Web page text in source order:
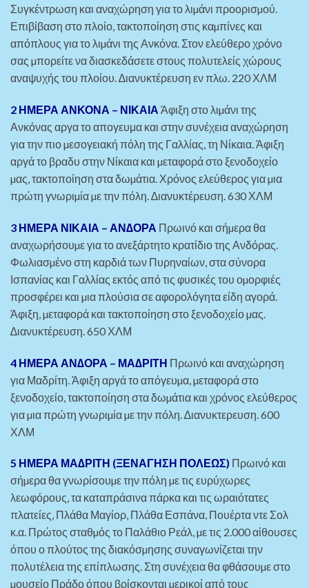
Συγκέντρωση και αναχώρηση για το λιµάνι προορισµού.
Επιβίβαση στο πλοίο, τακτοποίηση στις καµπίνες και
απόπλους για το λιµάνι της Ανκόνα. Στον ελεύθερο χρόνο
σας µπορείτε να διασκεδάσετε στους πολυτελείς χώρους
αναψυχής του πλοίου. ∆ιανυκτέρευση εν πλω. 220 ΧΛΜ
2 ΗΜΕΡΑ ΑΝΚΟΝΑ – ΝΙΚΑΙΑ Άφιξη στο λιµάνι της
Ανκόνας αργα το απογευμα και στην συνέχεια αναχώρηση
για την πιο µεσογειακή πόλη της Γαλλίας, τη Νίκαια. Άφιξη
αργά το βραδυ στην Νίκαια και µεταφορά στο ξενοδοχείο
µας, τακτοποίηση στα δωµάτια. Χρόνος ελεύθερος για µια
πρώτη γνωριµία µε την πόλη. ∆ιανυκτέρευση. 630 ΧΛΜ
3 ΗΜΕΡΑ ΝΙΚΑΙΑ – ΑΝ∆ΟΡΑ Πρωινό και σήµερα θα
αναχωρήσουµε για το ανεξάρτητο κρατίδιο της Ανδόρας.
Φωλιασµένο στη καρδιά των Πυρηναίων, στα σύνορα
Ισπανίας και Γαλλίας εκτός από τις φυσικές του οµορφιές
προσφέρει και µια πλούσια σε αφορολόγητα είδη αγορά.
Άφιξη, µεταφορά και τακτοποίηση στο ξενοδοχείο µας.
∆ιανυκτέρευση. 650 ΧΛΜ
4 ΗΜΕΡΑ ΑΝ∆ΟΡΑ – ΜΑ∆ΡΙΤΗ Πρωινό και αναχώρηση
για Μαδρίτη. Άφιξη αργά το απόγευµα, µεταφορά στο
ξενοδοχείο, τακτοποίηση στα δωµάτια και χρόνος ελεύθερος
για µια πρώτη γνωριµία µε την πόλη. ∆ιανυκτερευση. 600
ΧΛΜ
5 ΗΜΕΡΑ ΜΑ∆ΡΙΤΗ (ΞΕΝΑΓΗΣΗ ΠΟΛΕΩΣ) Πρωινό και
σήµερα θα γνωρίσουµε την πόλη µε τις ευρύχωρες
λεωφόρους, τα καταπράσινα πάρκα και τις ωραιότατες
πλατείες, Πλάθα Μαγίορ, Πλάθα Εσπάνα, Πουέρτα ντε Σολ
κ.α. Πρώτος σταθµός το Παλάθιο Ρεάλ, µε τις 2.000 αίθουσες
όπου ο πλούτος της διακόσµησης συναγωνίζεται την
πολυτέλεια της επίπλωσης. Στη συνέχεια θα φθάσουµε στο
µουσείο Πράδο όπου βρίσκονται µερικοί από τους